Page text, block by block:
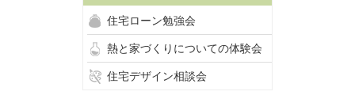
住宅ローン勉強会
熱と家づくりについての体験会
住宅デザイン相談会